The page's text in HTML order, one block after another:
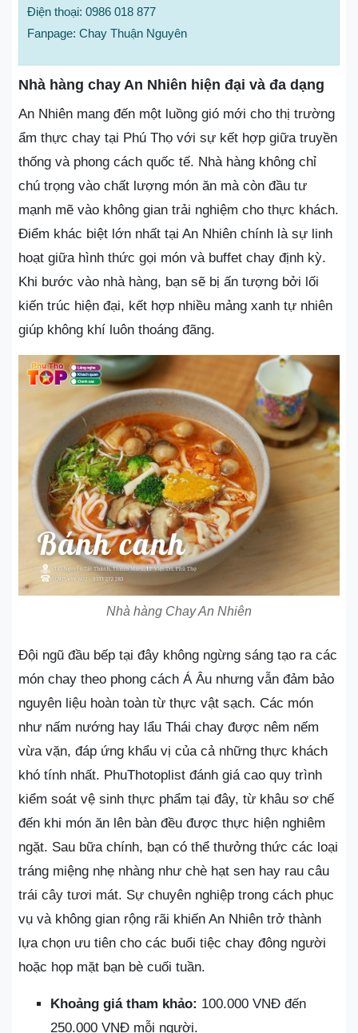
Điện thoại: 0986 018 877
Fanpage: Chay Thuận Nguyên
Nhà hàng chay An Nhiên hiện đại và đa dạng
An Nhiên mang đến một luồng gió mới cho thị trường
ẩm thực chay tại Phú Thọ với sự kết hợp giữa truyền
thống và phong cách quốc tế. Nhà hàng không chỉ
chú trọng vào chất lượng món ăn mà còn đầu tư
mạnh mẽ vào không gian trải nghiệm cho thực khách.
Điểm khác biệt lớn nhất tại An Nhiên chính là sự linh
hoạt giữa hình thức gọi món và buffet chay định kỳ.
Khi bước vào nhà hàng, bạn sẽ bị ấn tượng bởi lối
kiến trúc hiện đại, kết hợp nhiều mảng xanh tự nhiên
giúp không khí luôn thoáng đãng.
Nhà hàng Chay An Nhiên
Đội ngũ đầu bếp tại đây không ngừng sáng tạo ra các
món chay theo phong cách Á Âu nhưng vẫn đảm bảo
nguyên liệu hoàn toàn từ thực vật sạch. Các món
như nấm nướng hay lẩu Thái chay được nêm nếm
vừa vặn, đáp ứng khẩu vị của cả những thực khách
khó tính nhất. PhuThotoplist đánh giá cao quy trình
kiểm soát vệ sinh thực phẩm tại đây, từ khâu sơ chế
đến khi món ăn lên bàn đều được thực hiện nghiêm
ngặt. Sau bữa chính, bạn có thể thưởng thức các loại
tráng miệng nhẹ nhàng như chè hạt sen hay rau câu
trái cây tươi mát. Sự chuyên nghiệp trong cách phục
vụ và không gian rộng rãi khiến An Nhiên trở thành
lựa chọn ưu tiên cho các buổi tiệc chay đông người
hoặc họp mặt bạn bè cuối tuần.
Khoảng giá tham khảo: 100.000 VNĐ đến
250.000 VNĐ mỗi người.